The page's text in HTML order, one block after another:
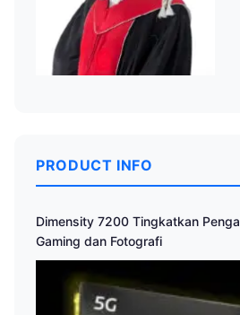
PRODUCT INFO
Dimensity 7200 Tingkatkan
Gaming dan Fotografi